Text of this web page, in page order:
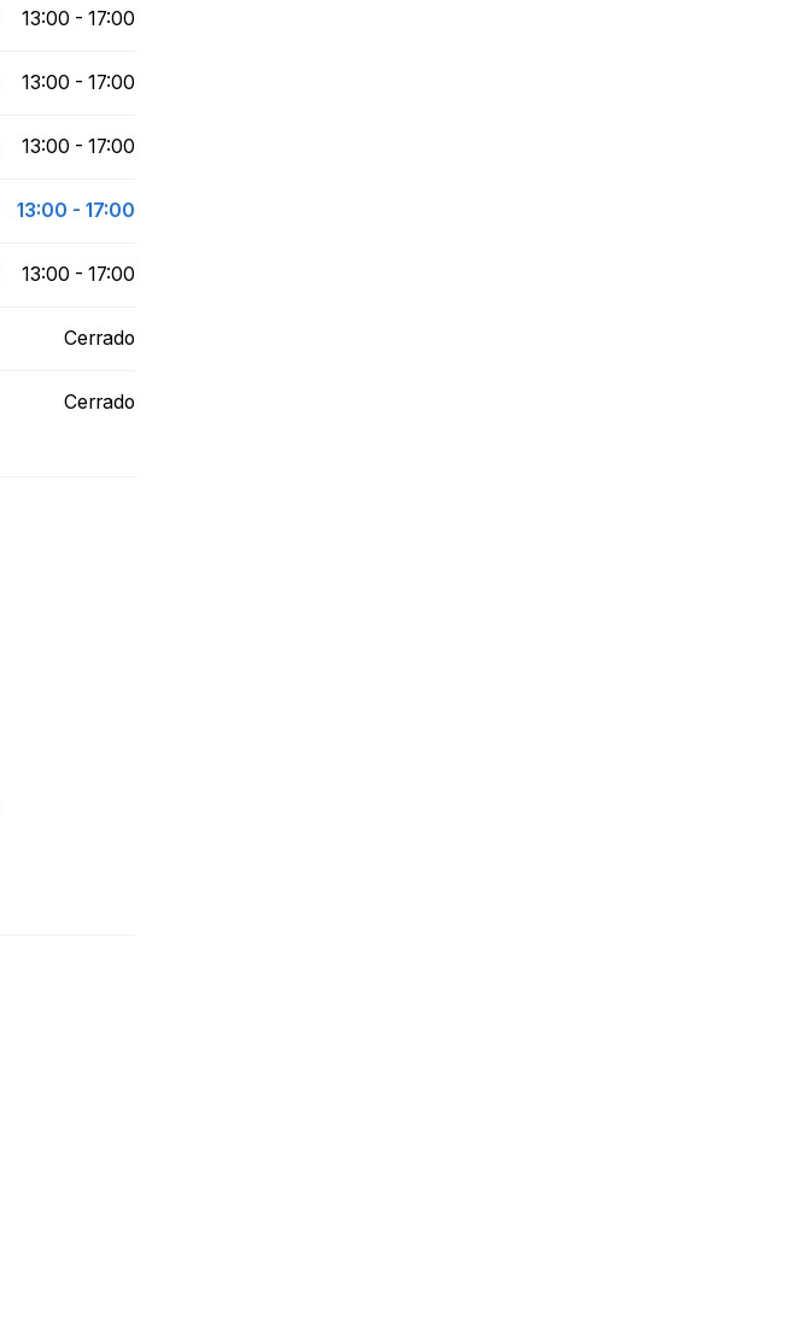
13:00 - 17:00
13:00 - 17:00
13:00 - 17:00
13:00 - 17:00
13:00 - 17:00
Cerrado
Cerrado